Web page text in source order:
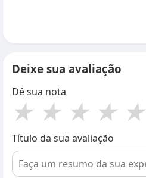
Deixe sua avaliação
Dê sua nota
★ ★ ★ ★ ★
Título da sua avaliação